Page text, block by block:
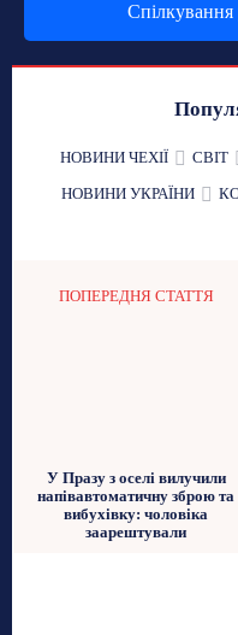
НОВИНИ ЧЕХІЇ СВІТ
НОВИНИ УКРАЇНИ
ПОПЕРЕДНЯ СТАТТЯ
У Празу з оселі вилучили
напівавтоматичну зброю та
вибухівку: чоловіка
заарештували